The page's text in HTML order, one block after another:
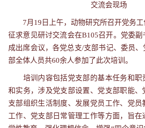
交流会现场
7月19日上午，动物研究所召开党务工
征求意见研讨交流会在B105召开。党委
成出席会议，各党总支/支部书记、委员
部全体人员共60余人参加了此次培训。
培训内容包括党支部的基本任务和职
和实务，涉及党支部设置、党支部职能、
支部组织生活制度、发展党员工作、党员
工作、党支部日常管理工作等方面，旨在